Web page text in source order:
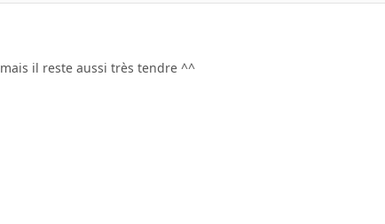
mais il reste aussi très tendre ^^